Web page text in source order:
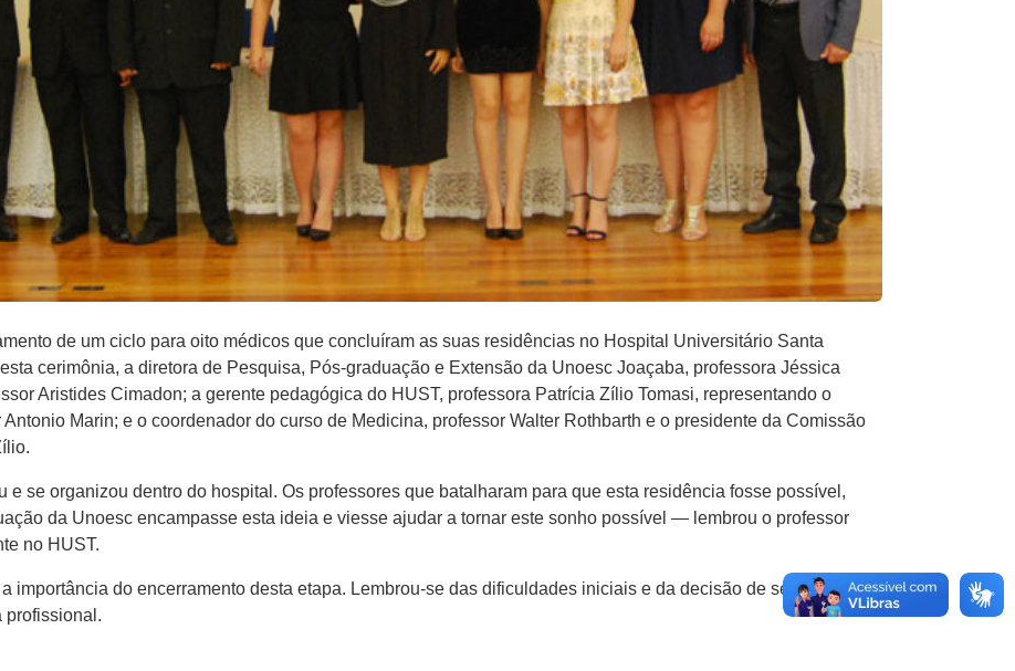
de um ciclo para oito médicos que concluíram as suas residências no Hospital Universitário Santa
cerimônia, a diretora de Pesquisa, Pós-graduação e Extensão da Unoesc Joaçaba, professora Jéssica
Aristides Cimadon; a gerente pedagógica do HUST, professora Patrícia Zílio Tomasi, representando o
Marin; e o coordenador do curso de Medicina, professor Walter Rothbarth e o presidente da Comissão
se organizou dentro do hospital. Os professores que batalharam para que esta residência fosse possível,
da Unoesc encampasse esta ideia e viesse ajudar a tornar este sonho possível — lembrou o professor
no HUST.
importância do encerramento desta etapa. Lembrou-se das dificuldades iniciais e da decisão de seguir em
profissional.